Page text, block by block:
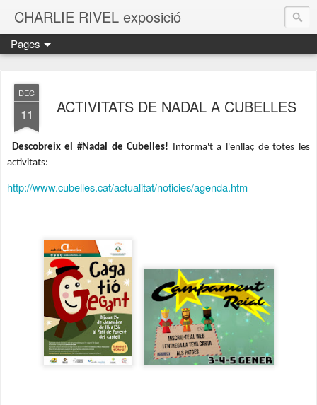
CHARLIE RIVEL exposició
Pages
DEC
11 ACTIVITATS DE NADAL A CUBELLES
Descobreix el #Nadal de Cubelles! Informa't a l'enllaç de totes les
activitats:
http://www.cubelles.cat/actualitat/noticies/agenda.htm